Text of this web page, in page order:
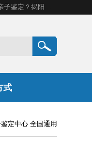
揭阳市康阳基因科技有限公司是一家揭阳亲子鉴定机构，主营业务：揭阳dna亲子鉴定、无创产前亲子鉴定等。揭阳哪里可以做亲子鉴定？揭阳亲子鉴定中心在哪里？地址：广东省 揭阳市榕城区东山街道 岐山大道创鸿万业广场南楼十楼。
式
定中心 全国通用